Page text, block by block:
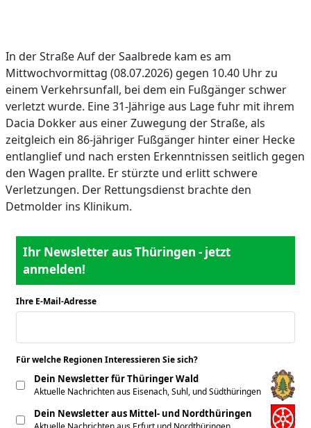
In der Straße Auf der Saalbrede kam es am
Mittwochvormittag (08.07.2026) gegen 10.40 Uhr zu
einem Verkehrsunfall, bei dem ein Fußgänger schwer
verletzt wurde. Eine 31-Jährige aus Lage fuhr mit ihrem
Dacia Dokker aus einer Zuwegung der Straße, als
zeitgleich ein 86-jähriger Fußgänger hinter einer Hecke
entlanglief und nach ersten Erkenntnissen seitlich gegen
den Wagen prallte. Er stürzte und erlitt schwere
Verletzungen. Der Rettungsdienst brachte den
Detmolder ins Klinikum.
Ihr Newsletter aus Thüringen - jetzt
anmelden!
Ihre E-Mail-Adresse
Für welche Regionen Interessieren Sie sich?
Dein Newsletter für Thüringer Wald
Aktuelle Nachrichten aus Eisenach, Suhl, und Südthüringen
Dein Newsletter aus Mittel- und Nordthüringen